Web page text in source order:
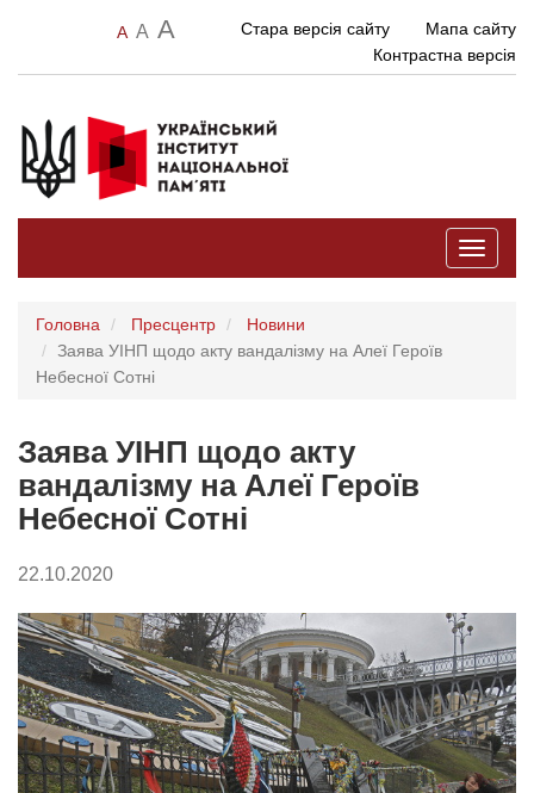
A A A Стара версія сайту
Мапа сайту
Контрастна версія
Toggle
Головна Пресцентр
Новини
Заява УІНП щодо акту вандалізму на Алеї Героїв
Небесної Сотні
Заява УІНП щодо акту
вандалізму на Алеї Героїв
Небесної Сотні
22.10.2020